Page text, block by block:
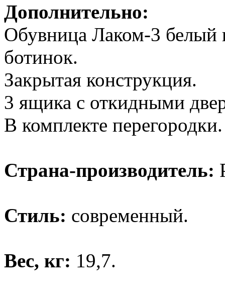
Дополнительно:
Обувница Лаком-3 белый
ботинок.
Закрытая конструкция.
3 ящика с откидными
В комплекте перегородки.
Страна-производитель:
Стиль: современный.
Вес, кг: 19,7.